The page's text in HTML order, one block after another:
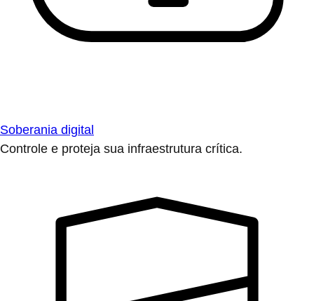
Soberania digital
Controle e proteja sua infraestrutura crítica.